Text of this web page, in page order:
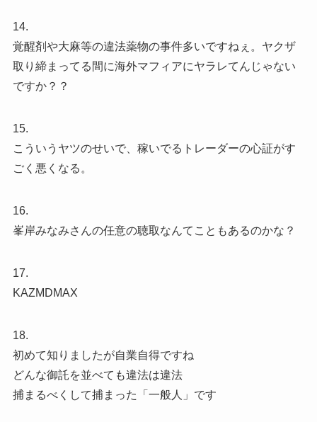
14.
覚醒剤や大麻等の違法薬物の事件多いですねぇ。ヤクザ
取り締まってる間に海外マフィアにヤラレてんじゃない
ですか？？
15.
こういうヤツのせいで、稼いでるトレーダーの心証がす
ごく悪くなる。
16.
峯岸みなみさんの任意の聴取なんてこともあるのかな？
17.
KAZMDMAX
18.
初めて知りましたが自業自得ですね
どんな御託を並べても違法は違法
捕まるべくして捕まった「一般人」です